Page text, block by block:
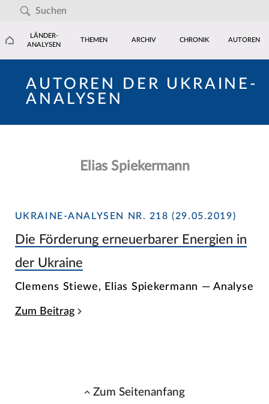
LÄNDER-
ANALYSEN
THEMEN ARCHIV CHRONIK AUTOREN
AUTOREN DER UKRAINE-
ANALYSEN
Elias Spiekermann
UKRAINE-ANALYSEN NR. 218 (29.05.2019)
Die Förderung erneuerbarer Energien in
der Ukraine
Clemens Stiewe, Elias Spiekermann — Analyse
Zum Beitrag
Zum Seitenanfang